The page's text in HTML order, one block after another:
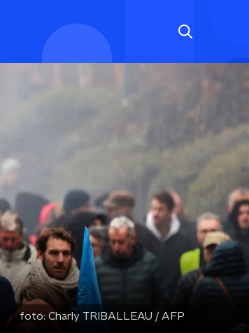
foto: Charly TRIBALLEAU / AFP